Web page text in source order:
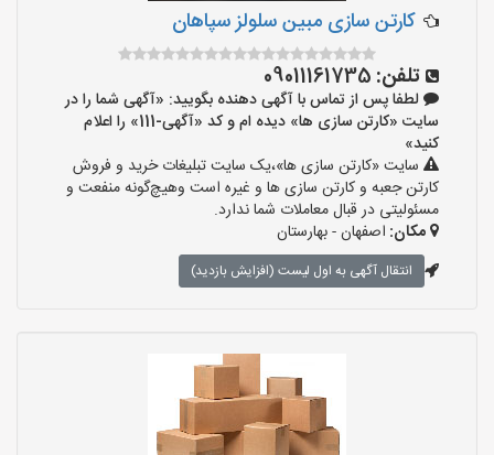
کارتن سازی مبین سلولز سپاهان
تلفن: 09011161735
لطفا پس از تماس با آگهی دهنده بگویید: «آگهی شما را در
سایت «کارتن سازی ها» دیده ام و کد «آگهی-111» را اعلام
کنید»
سایت «کارتن سازی ها»،یک سایت تبلیغات خرید و فروش
کارتن جعبه و کارتن سازی ها و غیره است وهیچ‌گونه منفعت و
مسئولیتی در قبال معاملات شما ندارد.
مکان: اصفهان - بهارستان
انتقال آگهی به اول لیست (افزایش بازدید)